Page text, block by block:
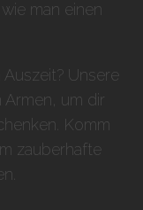
man einen
Unsere
um dir
Komm
zauberhafte